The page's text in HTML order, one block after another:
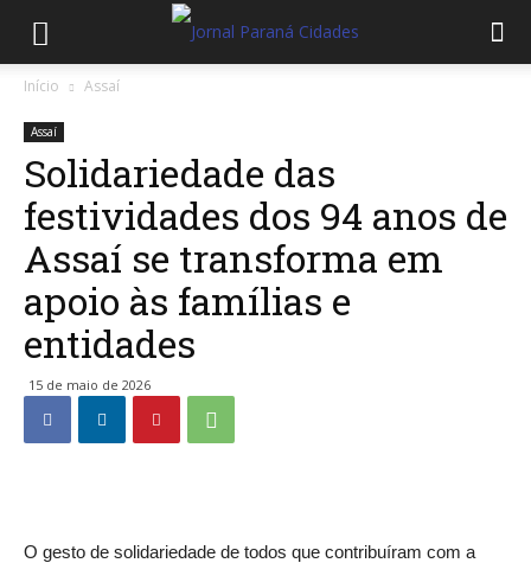
Início Assaí
Assaí
Solidariedade das
festividades dos 94 anos de
Assaí se transforma em
apoio às famílias e
entidades
15 de maio de 2026
O gesto de solidariedade de todos que contribuíram com a